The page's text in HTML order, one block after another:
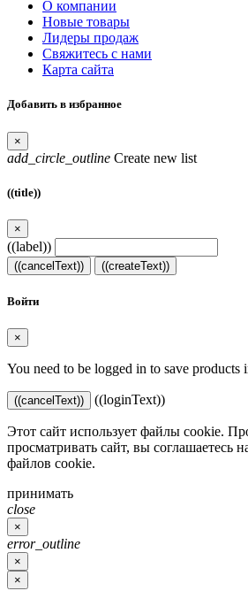
О компании
Новые товары
Лидеры продаж
Свяжитесь с нами
Карта сайта
Добавить в избранное
×
add_circle_outline Create new list
((title))
×
((label))
((cancelText)) ((createText))
Войти
×
You need to be logged in to save products
((cancelText)) ((loginText))
Этот сайт использует файлы cookie.
просматривать сайт, вы соглашаетесь
файлов cookie.
принимать
close
×
error_outline
×
×